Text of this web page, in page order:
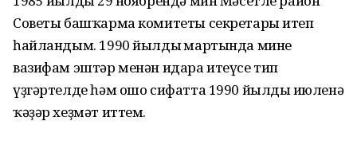
Советы башҡарма комитеты секретары итеп
һайландым. 1990 йылдың мартында минең
вазифам эштәр менән идара итеүсе тип
үҙгәртелде һәм ошо сифатта 1990 йылдың июленә
ҡәҙәр хеҙмәт иттем.